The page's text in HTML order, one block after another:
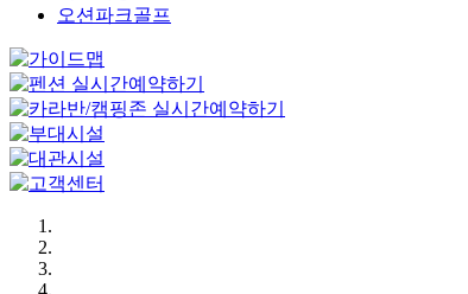
오션파크골프